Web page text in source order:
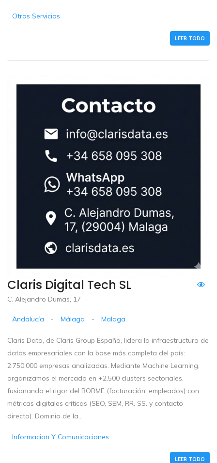
Otros Servicios
LEER TODO
Claris Digital Tech SL
C. Alejandro Dumas, 17
Andalucía - Málaga - Malaga
Claris Data, de Claris Group España, lidera la infraestructura de
datos empresariales con la base más completa del país:
2.750.000 empresas analizadas. Mediante Machine Learning,
organizamos el mercado en +2.500 clusters sectoriales,
fusionando el rigor del BORME (facturación, empleados) con
métricas digitales críticas (SEO, SEM, RR. SS. y contacto
directo). Dominio de la...
Informacion Y Comunicaciones
LEER TODO